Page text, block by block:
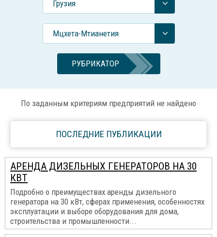
Грузия
Мцхета-Мтианетия
РУБРИКАТОР
По заданным критериям предприятий не найдено
ПОСЛЕДНИЕ ПУБЛИКАЦИИ
АРЕНДА ДИЗЕЛЬНЫХ ГЕНЕРАТОРОВ НА 30
КВТ
Подробно о преимуществах аренды дизельного
генератора на 30 кВт, сферах применения, особенностях
эксплуатации и выборе оборудования для дома,
строительства и промышленности...